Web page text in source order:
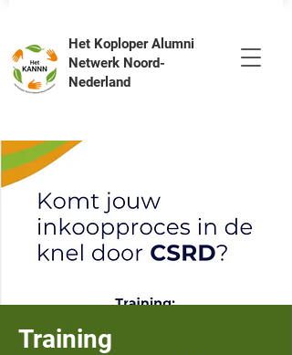
Het Koploper Alumni
Netwerk Noord-
Nederland
Training